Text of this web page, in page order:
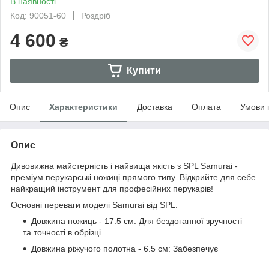
Код: 90051-60
Роздріб
4 600 ₴
Купити
Опис Характеристики Доставка Оплата Умови
Опис
Дивовижна майстерність і найвища якість з SPL Samurai -
преміум перукарські ножиці прямого типу. Відкрийте для себе
найкращий інструмент для професійних перукарів!
Основні переваги моделі Samurai від SPL:
Довжина ножиць - 17.5 см: Для бездоганної зручності
та точності в обрізці.
Довжина ріжучого полотна - 6.5 см: Забезпечує